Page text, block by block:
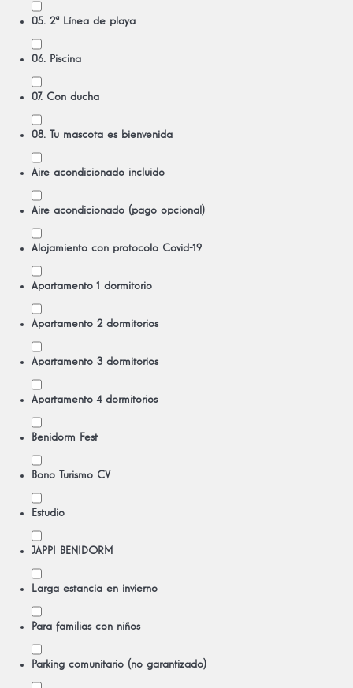
05. 2ª Línea de playa
06. Piscina
07. Con ducha
08. Tu mascota es bienvenida
Aire acondicionado incluido
Aire acondicionado (pago opcional)
Alojamiento con protocolo Covid-19
Apartamento 1 dormitorio
Apartamento 2 dormitorios
Apartamento 3 dormitorios
Apartamento 4 dormitorios
Benidorm Fest
Bono Turismo CV
Estudio
JAPPI BENIDORM
Larga estancia en invierno
Para familias con niños
Parking comunitario (no garantizado)